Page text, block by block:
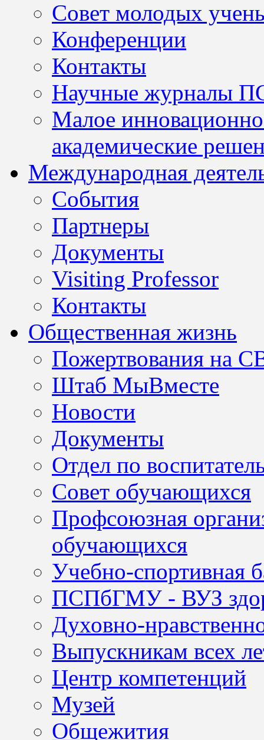
Совет молодых
Конференции
Контакты
Научные журналы
Малое
академические
Международная
События
Партнеры
Документы
Visiting Professor
Контакты
Общественная жизнь
Пожертвования на
Штаб МыВместе
Новости
Документы
Отдел по
Совет обучающихся
Профсоюзная
обучающихся
Учебно-спортивная
ПСПбГМУ - ВУЗ
Духовно-
Выпускникам всех
Центр компетенций
Музей
Общежития